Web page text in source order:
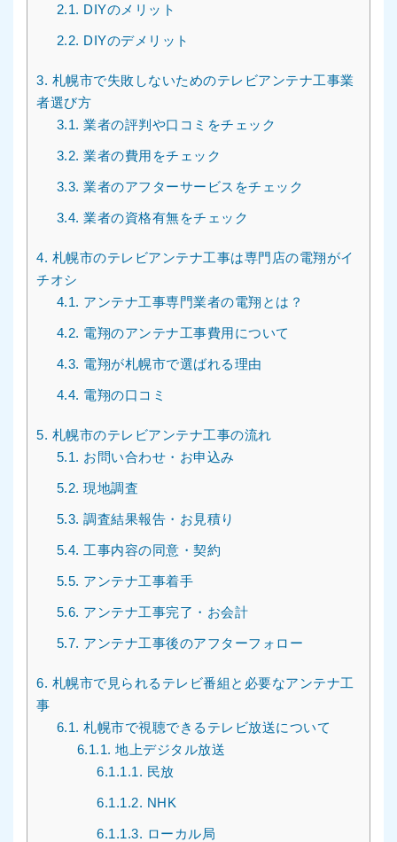
2.1. DIYのメリット
2.2. DIYのデメリット
3. 札幌市で失敗しないためのテレビアンテナ工事業
者選び方
3.1. 業者の評判や口コミをチェック
3.2. 業者の費用をチェック
3.3. 業者のアフターサービスをチェック
3.4. 業者の資格有無をチェック
4. 札幌市のテレビアンテナ工事は専門店の電翔がイ
チオシ
4.1. アンテナ工事専門業者の電翔とは？
4.2. 電翔のアンテナ工事費用について
4.3. 電翔が札幌市で選ばれる理由
4.4. 電翔の口コミ
5. 札幌市のテレビアンテナ工事の流れ
5.1. お問い合わせ・お申込み
5.2. 現地調査
5.3. 調査結果報告・お見積り
5.4. 工事内容の同意・契約
5.5. アンテナ工事着手
5.6. アンテナ工事完了・お会計
5.7. アンテナ工事後のアフターフォロー
6. 札幌市で見られるテレビ番組と必要なアンテナ工
事
6.1. 札幌市で視聴できるテレビ放送について
6.1.1. 地上デジタル放送
6.1.1.1. 民放
6.1.1.2. NHK
6.1.1.3. ローカル局